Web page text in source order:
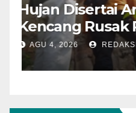
Hujan
Kencang
Warga di
Lakukan
AGU 4, 2026